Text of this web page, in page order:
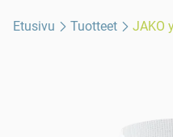
Etusivu Tuotteet JAKO